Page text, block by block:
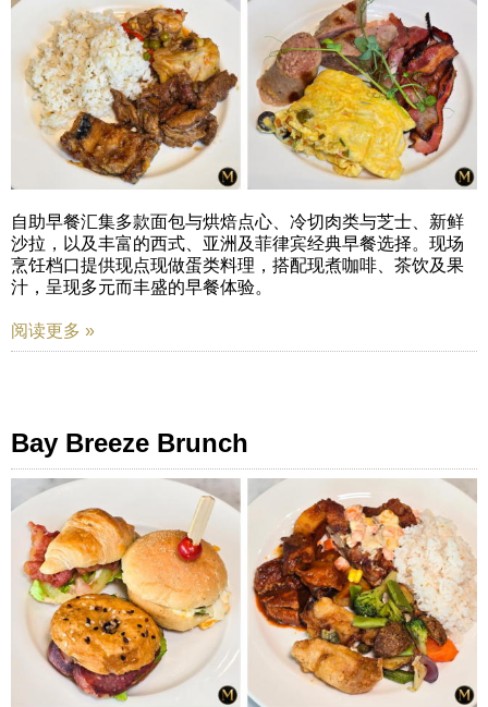
自助早餐汇集多款面包与烘焙点心、冷切肉类与芝士、新鲜
沙拉，以及丰富的西式、亚洲及菲律宾经典早餐选择。现场
烹饪档口提供现点现做蛋类料理，搭配现煮咖啡、茶饮及果
汁，呈现多元而丰盛的早餐体验。
阅读更多 »
Bay Breeze Brunch